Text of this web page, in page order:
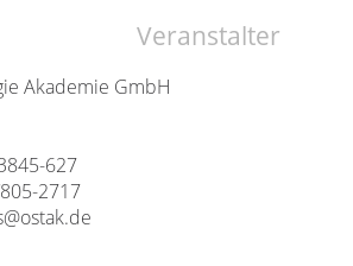
Veranstalter
Akademie GmbH
627
2717